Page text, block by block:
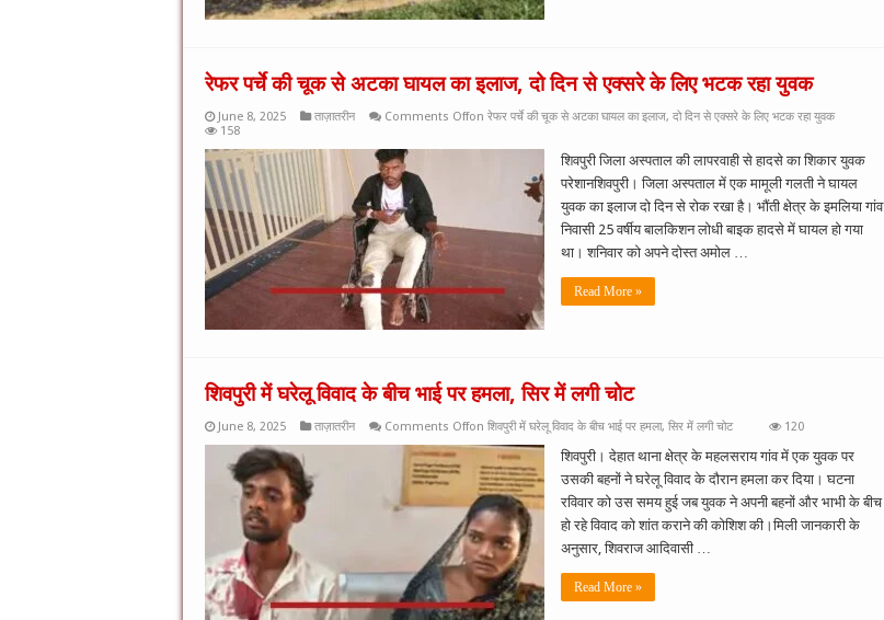
रेफर पर्चे की चूक से अटका घायल का इलाज, दो दिन से एक्सरे के लिए भटक रहा युवक
June 8, 2025 ताज़ातरीन Comments Offon रेफर पर्चे की चूक से अटका घायल का इलाज, दो दिन से एक्सरे के लिए भटक रहा युवक
158
शिवपुरी जिला अस्पताल की लापरवाही से हादसे का शिकार युवक
परेशानशिवपुरी। जिला अस्पताल में एक मामूली गलती ने घायल
युवक का इलाज दो दिन से रोक रखा है। भौंती क्षेत्र के इमलिया गांव
निवासी 25 वर्षीय बालकिशन लोधी बाइक हादसे में घायल हो गया
था। शनिवार को अपने दोस्त अमोल …
Read More »
शिवपुरी में घरेलू विवाद के बीच भाई पर हमला, सिर में लगी चोट
June 8, 2025 ताज़ातरीन Comments Offon शिवपुरी में घरेलू विवाद के बीच भाई पर हमला, सिर में लगी चोट 120
शिवपुरी। देहात थाना क्षेत्र के महलसराय गांव में एक युवक पर
उसकी बहनों ने घरेलू विवाद के दौरान हमला कर दिया। घटना
रविवार को उस समय हुई जब युवक ने अपनी बहनों और भाभी के बीच
हो रहे विवाद को शांत कराने की कोशिश की।मिली जानकारी के
अनुसार, शिवराज आदिवासी …
Read More »